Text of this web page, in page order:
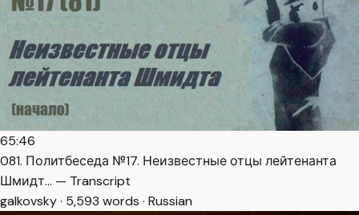
65:46
081. Политбеседа №17. Неизвестные отцы лейтенанта
Шмидт… — Transcript
galkovsky · 5,593 words · Russian